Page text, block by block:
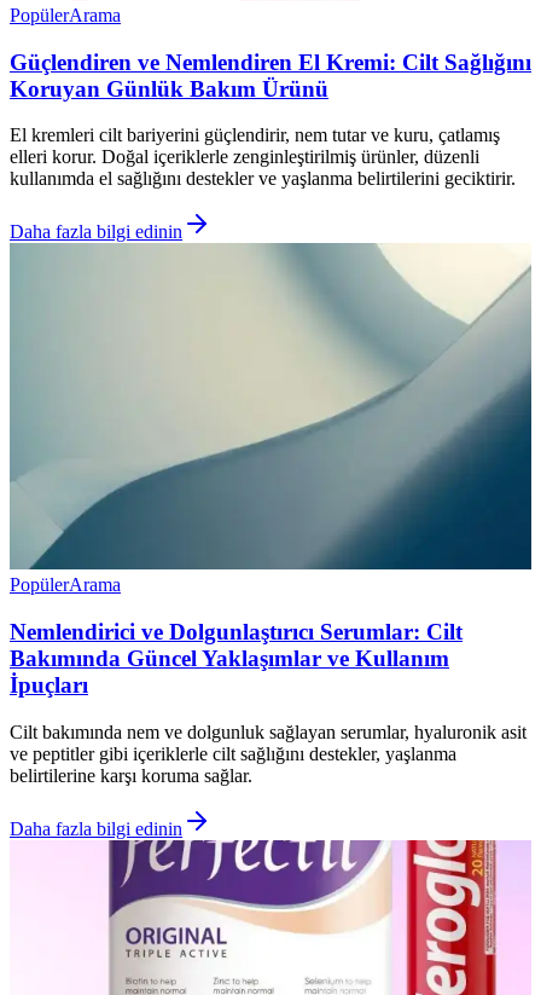
PopülerArama
Güçlendiren ve Nemlendiren El Kremi: Cilt Sağlığını
Koruyan Günlük Bakım Ürünü
El kremleri cilt bariyerini güçlendirir, nem tutar ve kuru, çatlamış
elleri korur. Doğal içeriklerle zenginleştirilmiş ürünler, düzenli
kullanımda el sağlığını destekler ve yaşlanma belirtilerini geciktirir.
Daha fazla bilgi edinin
PopülerArama
Nemlendirici ve Dolgunlaştırıcı Serumlar: Cilt
Bakımında Güncel Yaklaşımlar ve Kullanım
İpuçları
Cilt bakımında nem ve dolgunluk sağlayan serumlar, hyaluronik asit
ve peptitler gibi içeriklerle cilt sağlığını destekler, yaşlanma
belirtilerine karşı koruma sağlar.
Daha fazla bilgi edinin